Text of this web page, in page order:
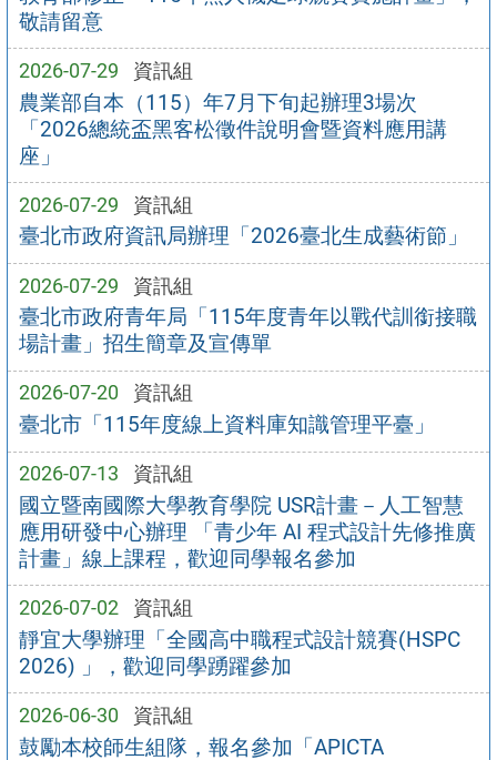
敬請留意
2026-07-29 資訊組
農業部自本（115）年7月下旬起辦理3場次
「2026總統盃黑客松徵件說明會暨資料應用講
座」
2026-07-29 資訊組
臺北市政府資訊局辦理「2026臺北生成藝術節」
2026-07-29 資訊組
臺北市政府青年局「115年度青年以戰代訓銜接職
場計畫」招生簡章及宣傳單
2026-07-20 資訊組
臺北市「115年度線上資料庫知識管理平臺」
2026-07-13 資訊組
國立暨南國際大學教育學院 USR計畫－人工智慧
應用研發中心辦理 「青少年 AI 程式設計先修推廣
計畫」線上課程，歡迎同學報名參加
2026-07-02 資訊組
靜宜大學辦理「全國高中職程式設計競賽(HSPC
2026) 」，歡迎同學踴躍參加
2026-06-30 資訊組
鼓勵本校師生組隊，報名參加「APICTA